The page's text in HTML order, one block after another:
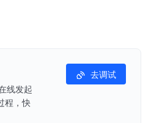
线发起
程，快
去调试